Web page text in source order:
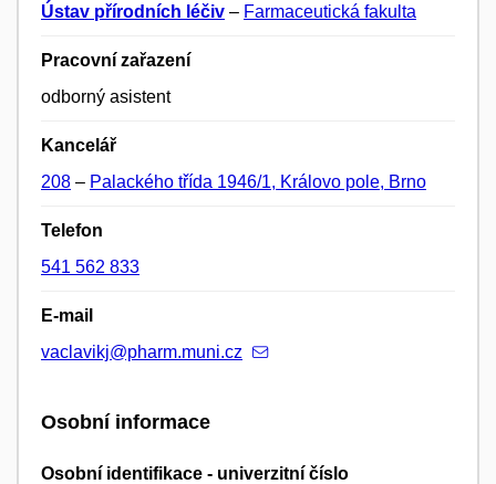
Ústav přírodních léčiv – Farmaceutická fakulta
Pracovní zařazení
odborný asistent
Kancelář
208 – Palackého třída 1946/1, Královo pole, Brno
Telefon
541 562 833
E-mail
vaclavikj@pharm.muni.cz
Osobní informace
Osobní identifikace - univerzitní číslo